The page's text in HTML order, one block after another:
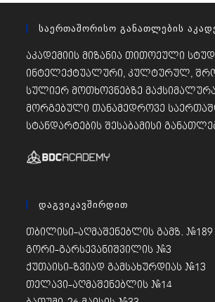
Საერთაშორისო Განათლების
აკადემიის მიზანია თითოეული
ინტელექტუალური, კულტურულ,
სულიერ მოთხოვნებზე
მორგებული თანამედროვე
სტანდარტების შესაბამისი
Დაგვიკავშირდით
თბილისი-აღმაშენებლის გამზ. #189
გორი-გარსევანიშვილის #3
ქუთაისი-ზვიად გამსახურდიას #13
თელავი-აღმაშენებლის #14